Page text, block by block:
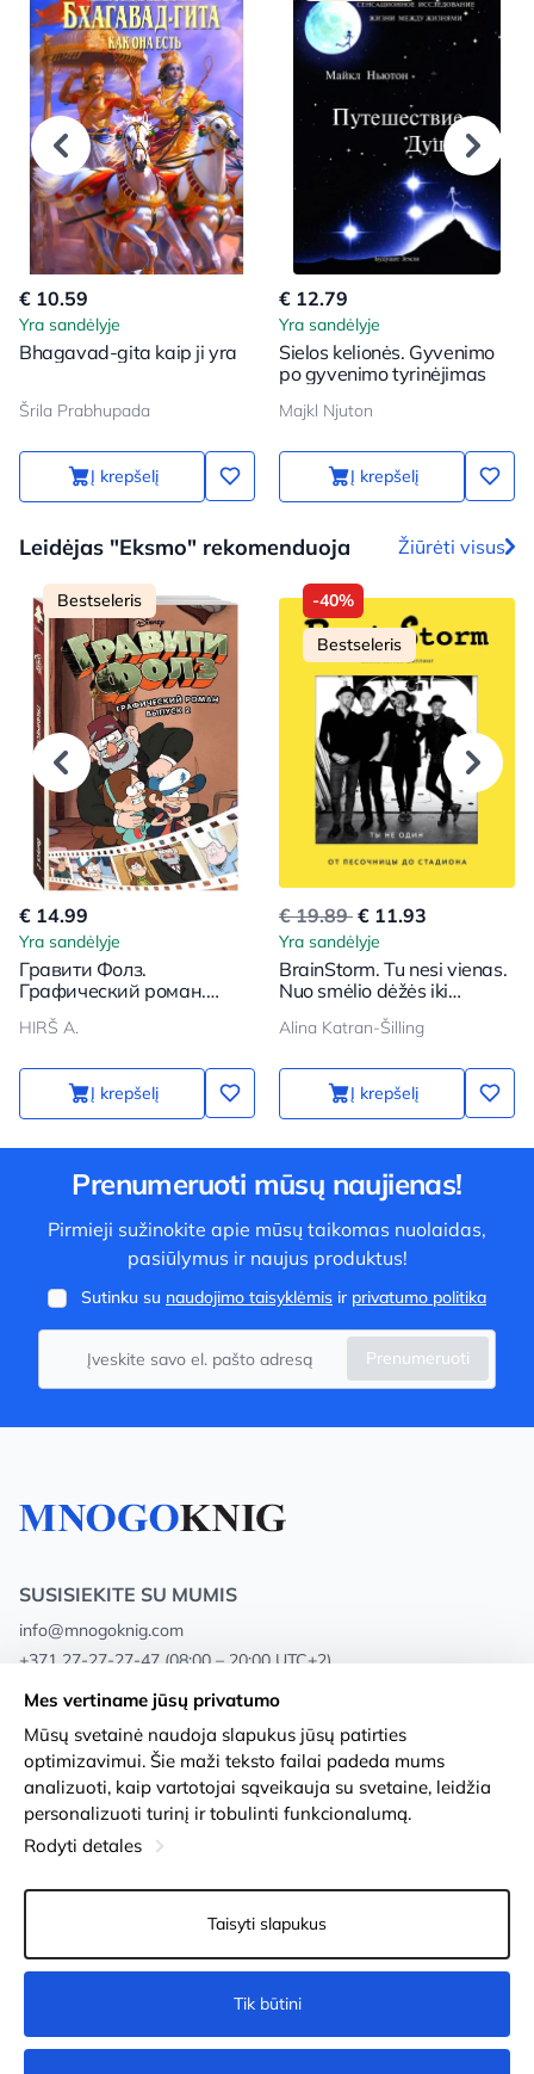
€ 10.59
Yra sandėlyje
Bhagavad-gita kaip ji yra
Šrila Prabhupada
Į krepšelį
€ 12.79
Yra sandėlyje
Sielos kelionės. Gyvenimo
po gyvenimo tyrinėjimas
Majkl Njuton
Į krepšelį
Leidėjas "Eksmo" rekomenduoja Žiūrėti visus
Bestseleris
€ 14.99
Yra sandėlyje
Гравити Фолз.
Графический роман.
HIRŠ A.
Į krepšelį
-40%
Bestseleris
€ 19.89 € 11.93
Yra sandėlyje
BrainStorm. Tu nesi vienas.
Nuo smėlio dėžės iki
Alina Katran-Šilling
Į krepšelį
Prenumeruoti mūsų naujienas!
Pirmieji sužinokite apie mūsų taikomas nuolaidas,
pasiūlymus ir naujus produktus!
Sutinku su naudojimo taisyklėmis ir privatumo politika
Prenumeruoti
SUSISIEKITE SU MUMIS
info@mnogoknig.com
+371 27-27-27-47 (08:00 – 20:00 UTC+2)
Rīga, Augusta Deglava 69d, LV-1082
Apie mus
Parduotuvės
Pristatymas ir mokėjimas
Lojalumo kortelės
Privacy Policy
Sąlygos ir nuostatos
Prekių grąžinimas
Slapukų nustatymai
Mes vertiname jūsų privatumo
Mūsų svetainė naudoja slapukus jūsų patirties
optimizavimui. Šie maži teksto failai padeda mums
analizuoti, kaip vartotojai sąveikauja su svetaine, leidžia
personalizuoti turinį ir tobulinti funkcionalumą.
Rodyti detales
Taisyti slapukus
Tik būtini